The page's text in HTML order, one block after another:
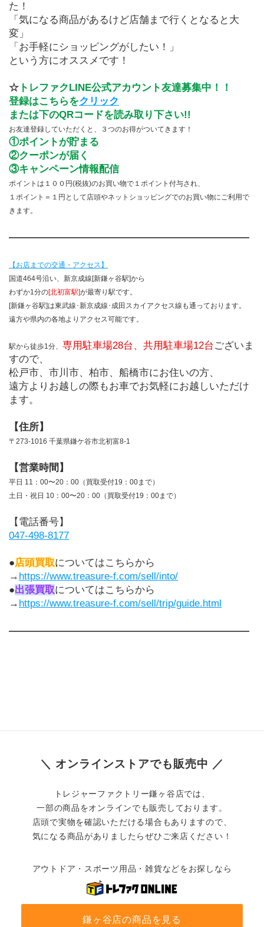
た！
「気になる商品があるけど店舗まで行くとなると大
変」
「お手軽にショッピングがしたい！」
という方にオススメです！
☆ トレファクLINE公式アカウント友達募集中！！
登録はこちらをクリック
または下のQRコードを読み取り下さい!!
お友達登録していただくと、３つのお得がついてきます！
①ポイントが貯まる
②クーポンが届く
③キャンペーン情報配信
ポイントは１００円(税抜)のお買い物で１ポイント付与され、
１ポイント＝１円として店頭やネットショッピングでのお買い物にご利用で
きます。
――――――――――――――――――――――――
【お店までの交通・アクセス】
国道464号沿い、新京成線[新鎌ヶ谷駅]から
わずか1分の[北初富駅]が最寄り駅です。
[新鎌ヶ谷駅]は東武線･新京成線･成田スカイアクセス線も通っております。
遠方や県内の各地よりアクセス可能です。
駅から徒歩1分、 専用駐車場28台、共用駐車場12台 ございま
すので、
松戸市、市川市、柏市、船橋市にお住いの方、
遠方よりお越しの際もお車でお気軽にお越しいただけ
ます。
【住所】
〒273-1016 千葉県鎌ケ谷市北初富8-1
【営業時間】
平日 11：00〜20：00（買取受付19：00まで）
土日・祝日 10：00〜20：00（買取受付19：00まで）
【電話番号】
047-498-8177
●店頭買取についてはこちらから
→ https://www.treasure-f.com/sell/into/
●出張買取についてはこちらから
→ https://www.treasure-f.com/sell/trip/guide.html
――――――――――――――――――――――――
＼ オンラインストアでも販売中 ／
トレジャーファクトリー鎌ヶ谷店では、
一部の商品をオンラインでも販売しております。
店頭で実物を確認いただける場合もありますので、
気になる商品がありましたらぜひご来店ください！
アウトドア・スポーツ用品・雑貨などをお探しなら
鎌ヶ谷店の商品を見る